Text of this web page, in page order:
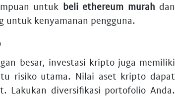
untuk beli ethereum murah dan
untuk kenyamanan pengguna.
besar, investasi kripto juga memiliki
risiko utama. Nilai aset kripto dapat
Lakukan diversifikasi portofolio Anda.